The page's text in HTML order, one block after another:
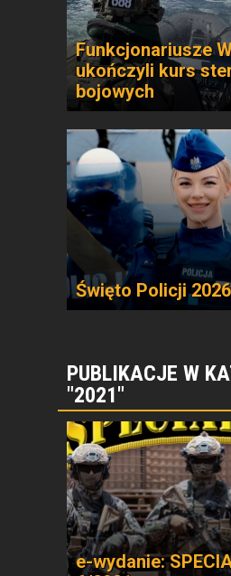
Funkcjonariusze
ukończyli kurs
bojowych
Święto Policji 2026
PUBLIKACJE W
"2021"
e-wydanie: